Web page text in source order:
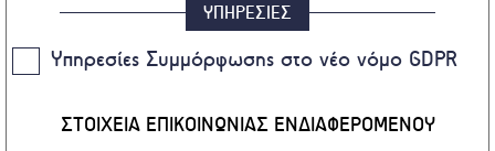
ΥΠΗΡΕΣΙΕΣ
Υπηρεσίες Συμμόρφωσης στο νέο νόμο GDPR
ΣΤΟΙΧΕΙΑ ΕΠΙΚΟΙΝΩΝΙΑΣ ΕΝΔΙΑΦΕΡΟΜΕΝΟΥ